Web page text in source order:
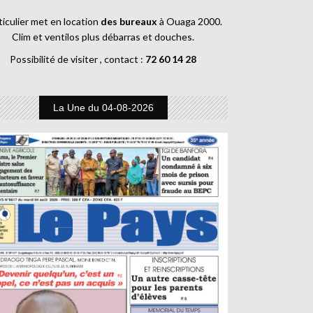
met en location des bureaux à Ouaga 2000.
Clim et ventilos plus débarras et douches.
Possibilité de visiter , contact : 72 60 14 28
La Une du 04-08-2026